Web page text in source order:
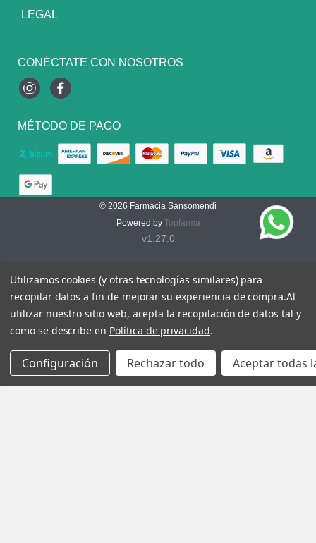
LEGAL
CONÉCTATE CON NOSOTROS
InstagramFacebook
MÉTODO DE PAGO
© 2026 Farmacia Sansomendi
Powered by Topfarma
v1.27.0
Utilizamos cookies (y otras tecnologías similares) para
recopilar datos a fin de mejorar su experiencia de compra.Al
utilizar nuestro sitio web, acepta la recopilación de datos tal y
como se describe en Política de privacidad.
Configuración Rechazar todo Aceptar todas